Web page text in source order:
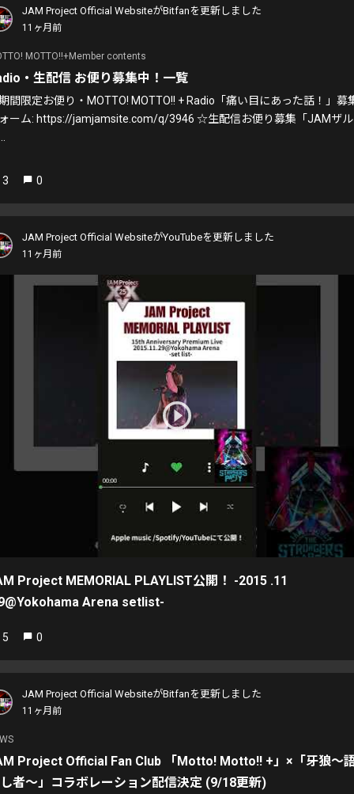
JAM Project Official WebsiteがBitfanを更新しました
11ヶ月前
MOTTO!!+Member contents
・生配信 お便り募集中！一覧
間限定お便り・MOTTO! MOTTO!! + Radio「痛い目にあった話！」募
ーム: https://jamjamsite.com/q/3946 ☆生配信お便り募集「JAMザル
3 0
JAM Project Official WebsiteがYouTubeを更新しました
11ヶ月前
Project MEMORIAL PLAYLIST公開！ -2015 .11
Arena setlist-
5 0
JAM Project Official WebsiteがBitfanを更新しました
11ヶ月前
Project Official Fan Club 「Motto! Motto!! +」×「牙狼〜
者〜」コラボレーション配信決定 (9/18更新)